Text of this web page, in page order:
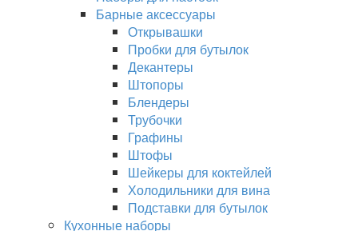
Барные аксессуары
Открывашки
Пробки для бутылок
Декантеры
Штопоры
Блендеры
Трубочки
Графины
Штофы
Шейкеры для коктейлей
Холодильники для вина
Подставки для бутылок
Кухонные наборы